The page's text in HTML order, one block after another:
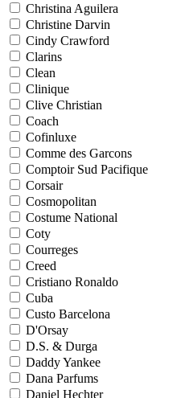
Christina Aguilera
Christine Darvin
Cindy Crawford
Clarins
Clean
Clinique
Clive Christian
Coach
Cofinluxe
Comme des Garcons
Comptoir Sud Pacifique
Corsair
Cosmopolitan
Costume National
Coty
Courreges
Creed
Cristiano Ronaldo
Cuba
Custo Barcelona
D'Orsay
D.S. & Durga
Daddy Yankee
Dana Parfums
Daniel Hechter